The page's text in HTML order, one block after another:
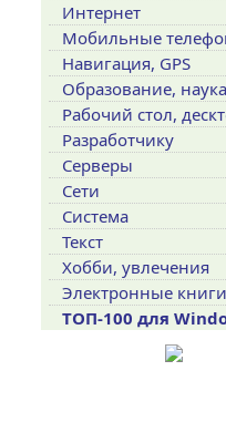
Интернет
Мобильные
Навигация, GPS
Образование, наука
Рабочий стол,
Разработчику
Серверы
Сети
Система
Текст
Хобби, увлечения
Электронные книги
ТОП-100 для